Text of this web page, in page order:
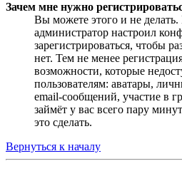
Зачем мне нужно
Вы можете этого и не делать.
администратор настроил
зарегистрироваться, чтобы
нет. Тем не менее
возможности, которые
пользователям: аватары,
email-сообщений, участие в
займёт у вас всего пару
это сделать.
Вернуться к началу